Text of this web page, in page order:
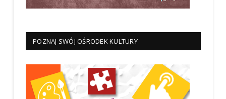
POZNAJ SWÓJ OŚRODEK KULTURY